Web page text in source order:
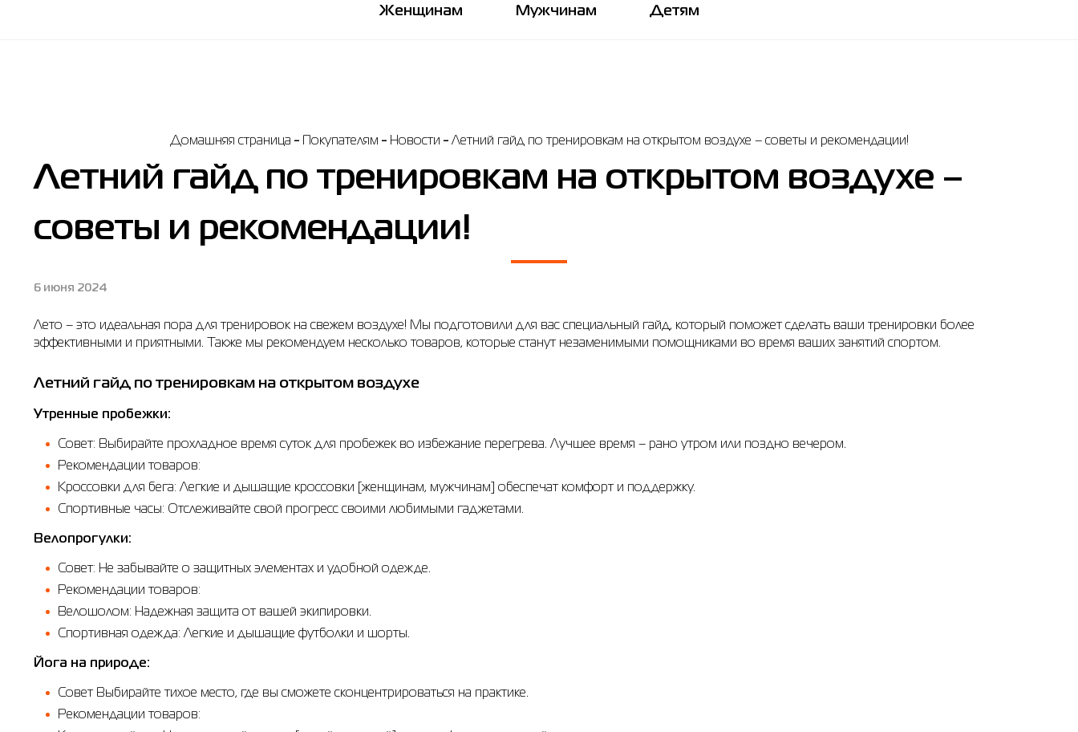
Женщинам Мужчинам Детям
Домашняя страница Покупателям Новости Летний гайд по тренировкам на открытом воздухе – советы и рекомендации!
Летний гайд по тренировкам на открытом воздухе –
советы и рекомендации!
6 июня 2024
Лето – это идеальная пора для тренировок на свежем воздухе! Мы подготовили для вас специальный гайд, который поможет сделать ваши тренировки более
эффективными и приятными. Также мы рекомендуем несколько товаров, которые станут незаменимыми помощниками во время ваших занятий спортом.
Летний гайд по тренировкам на открытом воздухе
Утренные пробежки:
Совет: Выбирайте прохладное время суток для пробежек во избежание перегрева. Лучшее время – рано утром или поздно вечером.
Рекомендации товаров:
Кроссовки для бега: Легкие и дышащие кроссовки [женщинам, мужчинам] обеспечат комфорт и поддержку.
Спортивные часы: Отслеживайте свой прогресс своими любимыми гаджетами.
Велопрогулки:
Совет: Не забывайте о защитных элементах и удобной одежде.
Рекомендации товаров:
Велошолом: Надежная защита от вашей экипировки.
Спортивная одежда: Легкие и дышащие футболки и шорты.
Йога на природе:
Совет Выбирайте тихое место, где вы сможете сконцентрироваться на практике.
Рекомендации товаров: